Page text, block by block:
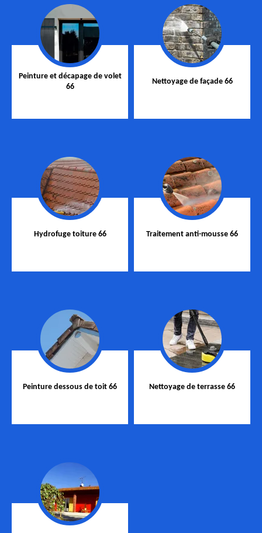
Peinture et décapage de volet
66
Nettoyage de façade 66
Hydrofuge toiture 66 Traitement anti-mousse 66
Peinture dessous de toit 66 Nettoyage de terrasse 66